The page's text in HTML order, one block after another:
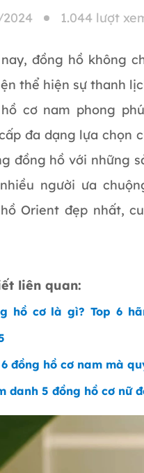
1.044 lượt
đồng hồ không
thể hiện sự thanh
cơ nam phong
đa dạng lựa chọn
đồng hồ với những
người ưa
Orient đẹp nhất,
liên quan:
hồ cơ là gì? Top 6
6 đồng hồ cơ nam mà
danh 5 đồng hồ cơ nữ